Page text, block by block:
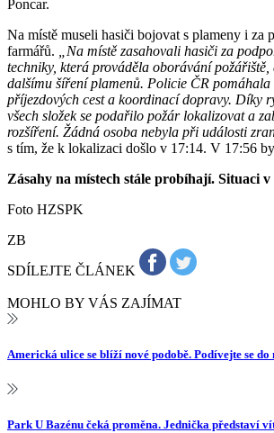
Poncar.
Na místě museli hasiči bojovat s plameny i za
farmářů.
„Na místě zasahovali hasiči za
techniky, která prováděla oborávání
dalšímu šíření plamenů. Policie ČR pomáhala
příjezdových cest a koordinací dopravy. Díky
všech složek se podařilo požár lokalizovat a
rozšíření. Žádná osoba nebyla při události
s tím, že k lokalizaci došlo v 17:14. V 17:56
Zásahy na místech stále probíhají. Situaci
Foto HZSPK
ZB
SDÍLEJTE ČLÁNEK
MOHLO BY VÁS ZAJÍMAT
Americká ulice se blíží nové podobě. Podívejte se
Park U Bazénu čeká proměna. Jednička představí